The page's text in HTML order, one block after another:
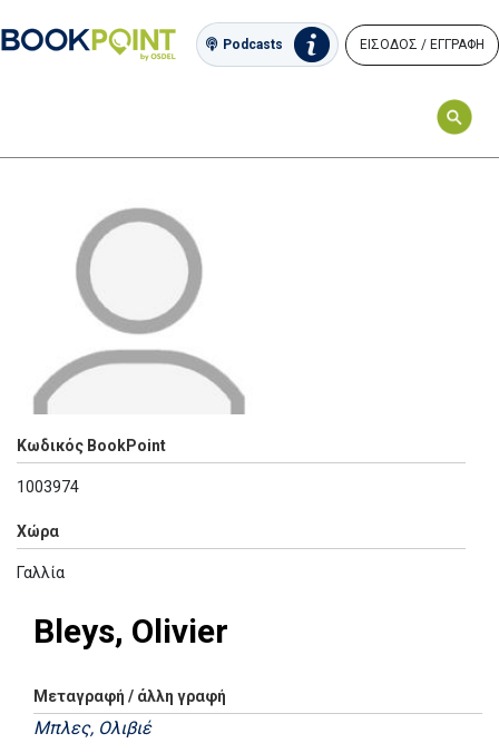
Podcasts ΕΙΣΟΔΟΣ / ΕΓΓΡΑΦΗ
Κωδικός BookPoint
1003974
Χώρα
Γαλλία
Bleys, Olivier
Μεταγραφή / άλλη γραφή
Μπλες, Ολιβιέ